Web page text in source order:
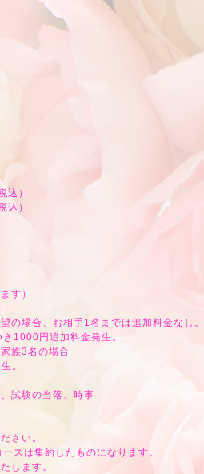
）
）
す）
場合、お相手1名までは追加料金なし。
1000円追加料金発生。
族3名の場合
。
試験の当落、時事
さい。
スは集約したものになります。
します。